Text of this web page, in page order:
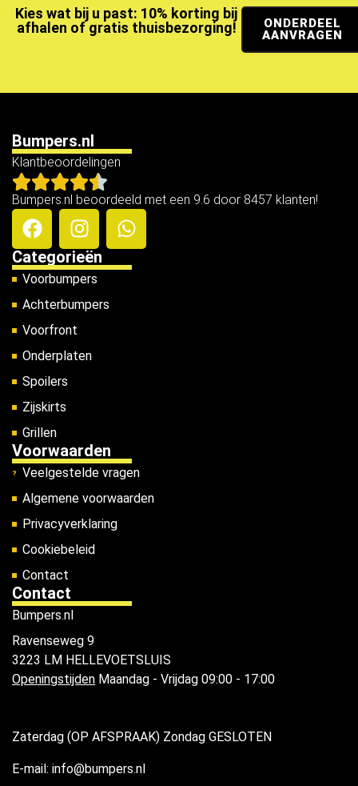
Kies wat bij u past: 10% korting bij
afhalen of gratis thuisbezorging!
ONDERDEEL
AANVRAGEN
Bumpers.nl
Klantbeoordelingen
Bumpers.nl beoordeeld met een 9.6 door 8457 klanten!
Categorieën
Voorbumpers
Achterbumpers
Voorfront
Onderplaten
Spoilers
Zijskirts
Grillen
Voorwaarden
Veelgestelde vragen
Algemene voorwaarden
Privacyverklaring
Cookiebeleid
Contact
Contact
Bumpers.nl
Ravenseweg 9
3223 LM HELLEVOETSLUIS
Openingstijden Maandag - Vrijdag 09:00 - 17:00
Zaterdag (OP AFSPRAAK) Zondag GESLOTEN
E-mail: info@bumpers.nl